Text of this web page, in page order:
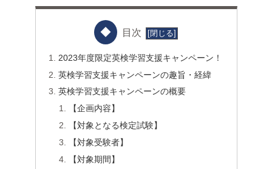
目次
2023年度限定英検学習支援キャンペーン！
英検学習支援キャンペーンの趣旨・経緯
英検学習支援キャンペーンの概要
【企画内容】
【対象となる検定試験】
【対象受験者】
【対象期間】